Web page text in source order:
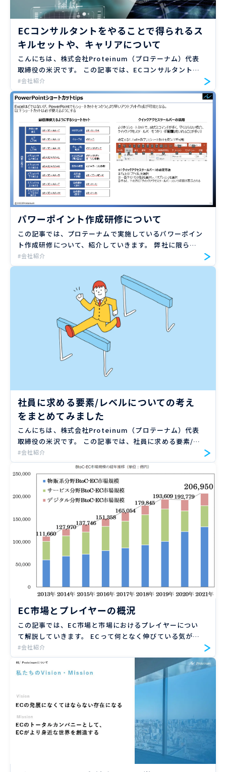
ECコンサルタントをやることで得られるス
キルセットや、キャリアについて
こんにちは、株式会社Proteinum（プロテーナム）代表
取締役の米沢です。 この記事では、ECコンサルタントを
やることで得られるスキルセットや、キャリアについてま
とめてみました。 弊社に興味を持っていただいた方や、
弊社 […]
#会社紹介
パワーポイント作成研修について
この記事では、プロテーナムで実施しているパワーポイン
ト作成研修について、紹介していきます。 弊社に限らず
一般的に資料作成業務に携わる機会がある方であれば、参
考になるかと思いますので、ぜひ読んでみてください。
#会社紹介
社員に求める要素/レベルについての考え
をまとめてみました
こんにちは、株式会社Proteinum（プロテーナム）代表
取締役の米沢です。 この記事では、社員に求める要素/レ
ベルについてについてまとめてみました。 弊社に興味を
持っていただいた方や、弊社に参画したいと思っていただ
いた […]
#会社紹介
EC市場とプレイヤーの概況
この記事では、EC市場と市場におけるプレイヤーについ
て解説していきます。 ECって何となく伸びている気がす
るけど実際どうなんだろう？ECECって言うけど、具体的
にどのような機能が存在しているんだろう？ そういった
疑問にお […]
#会社紹介